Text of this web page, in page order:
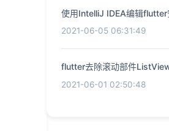
使用IntelliJ IDEA编辑flutter
2021-06-05 06:31:49
flutter去除滚动部件
2021-06-01 02:50:48